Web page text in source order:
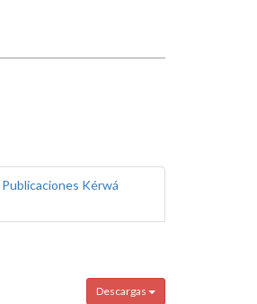
Publicaciones Kérwá
Descargas